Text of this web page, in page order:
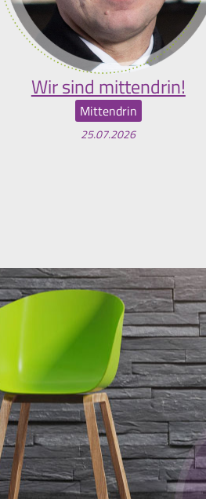
Wir sind mittendrin!
Mittendrin
25.07.2026